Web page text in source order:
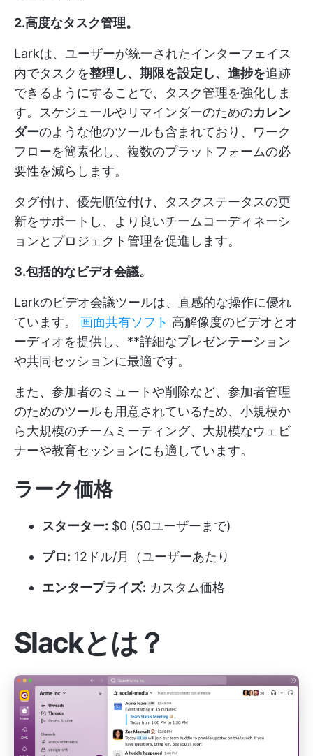
2.高度なタスク管理。
Larkは、ユーザーが統一されたインターフェイス
内でタスクを整理し、期限を設定し、進捗を追跡
できるようにすることで、タスク管理を強化しま
す。スケジュールやリマインダーのためのカレン
ダーのような他のツールも含まれており、ワーク
フローを簡素化し、複数のプラットフォームの必
要性を減らします。
タグ付け、優先順位付け、タスクステータスの更
新をサポートし、より良いチームコーディネーシ
ョンとプロジェクト管理を促進します。
3.包括的なビデオ会議。
Larkのビデオ会議ツールは、直感的な操作に優れ
ています。 画面共有ソフト 高解像度のビデオとオ
ーディオを提供し、**詳細なプレゼンテーション
や共同セッションに最適です。
また、参加者のミュートや削除など、参加者管理
のためのツールも用意されているため、小規模か
ら大規模のチームミーティング、大規模なウェビ
ナーや教育セッションにも適しています。
ラーク価格
スターター: $0 (50ユーザーまで)
プロ: 12ドル/月（ユーザーあたり
エンタープライズ: カスタム価格
Slackとは？